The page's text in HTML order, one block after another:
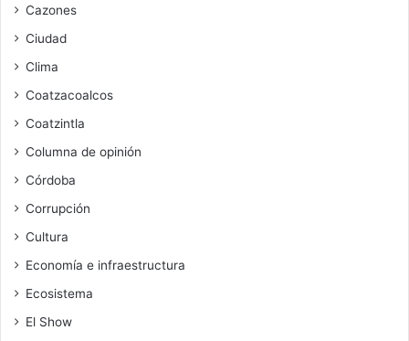
Cazones
Ciudad
Clima
Coatzacoalcos
Coatzintla
Columna de opinión
Córdoba
Corrupción
Cultura
Economía e infraestructura
Ecosistema
El Show